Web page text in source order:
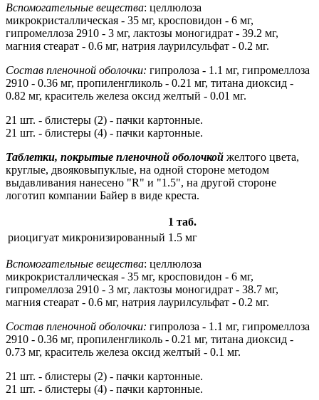
Вспомогательные вещества: целлюлоза
микрокристаллическая - 35 мг, кросповидон - 6 мг,
гипромеллоза 2910 - 3 мг, лактозы моногидрат - 39.2 мг,
магния стеарат - 0.6 мг, натрия лаурилсульфат - 0.2 мг.
Состав пленочной оболочки: гипролоза - 1.1 мг, гипромеллоза
2910 - 0.36 мг, пропиленгликоль - 0.21 мг, титана диоксид -
0.82 мг, краситель железа оксид желтый - 0.01 мг.
21 шт. - блистеры (2) - пачки картонные.
21 шт. - блистеры (4) - пачки картонные.
Таблетки, покрытые пленочной оболочкой желтого цвета,
круглые, двояковыпуклые, на одной стороне методом
выдавливания нанесено "R" и "1.5", на другой стороне
логотип компании Байер в виде креста.
1 таб.
риоцигуат микронизированный 1.5 мг
Вспомогательные вещества: целлюлоза
микрокристаллическая - 35 мг, кросповидон - 6 мг,
гипромеллоза 2910 - 3 мг, лактозы моногидрат - 38.7 мг,
магния стеарат - 0.6 мг, натрия лаурилсульфат - 0.2 мг.
Состав пленочной оболочки: гипролоза - 1.1 мг, гипромеллоза
2910 - 0.36 мг, пропиленгликоль - 0.21 мг, титана диоксид -
0.73 мг, краситель железа оксид желтый - 0.1 мг.
21 шт. - блистеры (2) - пачки картонные.
21 шт. - блистеры (4) - пачки картонные.